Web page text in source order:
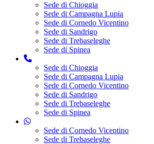
Sede di Chioggia
Sede di Campagna Lupia
Sede di Cornedo Vicentino
Sede di Sandrigo
Sede di Trebaseleghe
Sede di Spinea
Sede di Chioggia
Sede di Campagna Lupia
Sede di Cornedo Vicentino
Sede di Sandrigo
Sede di Trebaseleghe
Sede di Spinea
Sede di Cornedo Vicentino
Sede di Trebaseleghe